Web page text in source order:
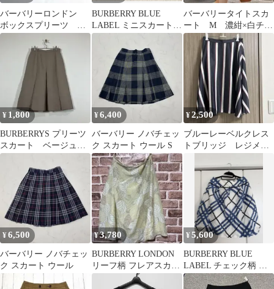
バーバリーロンドン
ボックスプリーツ シ
ルクスカート ホース
ビット柄 40
BURBERRY BLUE
LABEL ミニスカート
36
バーバリータイトスカ
ート M 濃紺×白チェ
ック
¥ 1,800
BURBERRYS プリーツ
スカート ベージュ
11『Ｌ』
¥6,400
バーバリー ノバチェッ
ク スカート ウール S
¥2,500
ブルーレーベルクレス
トブリッジ レジメン
¥6,500
バーバリー ノバチェッ
ク スカート ウール
¥3,780
BURBERRY LONDON
リーフ柄 フレアスカー
¥5,600
BURBERRY BLUE
LABEL チェック柄 ス
カート 38